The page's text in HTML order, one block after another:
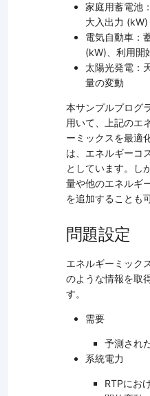
家庭用蓄電池
大入出力 (kW)
電気自動車：
(kW)、利用開
太陽光発電：
量の変動
本サンプルプログ
用いて、上記のエ
ーミックスを最適
は、エネルギーコ
としています。し
量や他のエネルギ
を追加することも
問題設定
エネルギーミック
のような情報を取
す。
需要
予測され
系統電力
RTPにお